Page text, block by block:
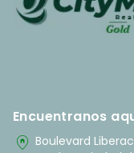
Encuentranos
home_pin Boulevard